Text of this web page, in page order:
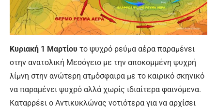
Κυριακή 1 Μαρτίου το ψυχρό ρεύμα αέρα παραμένει
στην ανατολική Μεσόγειο με την αποκομμένη ψυχρή
λίμνη στην ανώτερη ατμόσφαιρα με το καιρικό σκηνικό
να παραμένει ψυχρό αλλά χωρίς ιδιαίτερα φαινόμενα.
Καταρρέει ο Αντικυκλώνας νοτιότερα για να αρχίσει